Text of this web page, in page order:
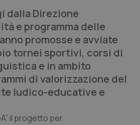
dalla Direzione
e programma delle
promosse e avviate
tornei sportivi, corsi di
e in ambito
di valorizzazione del
ludico-educative e
il progetto per